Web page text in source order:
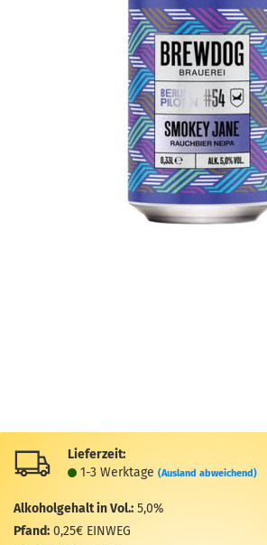
Lieferzeit:
1-3 Werktage (Ausland abweichend)
Alkoholgehalt in Vol.: 5,0%
Pfand: 0,25€ EINWEG